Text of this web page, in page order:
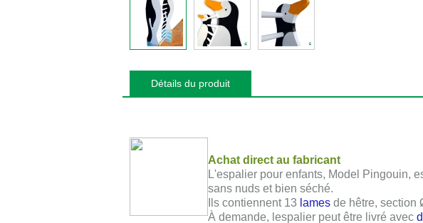
Détails du produit
Achat direct au fabricant
L'espalier pour enfants, Model Pingouin,
sans nuds et bien séché.
Ils contiennent 13 lames de hêtre, section
À demande, lespalier peut être livré avec